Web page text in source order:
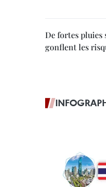
De fortes pluies
gonflent les